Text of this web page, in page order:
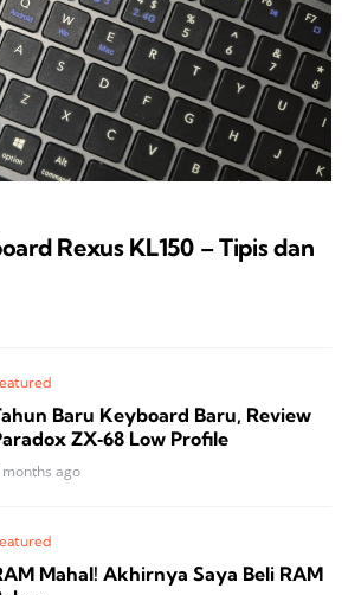
Rexus KL150 – Tipis dan
Baru Keyboard Baru, Review
ZX‑68 Low Profile
ago
Mahal! Akhirnya Saya Beli RAM